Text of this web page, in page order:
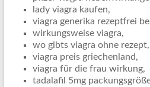
lady viagra kaufen,
viagra generika rezeptfrei
wirkungsweise viagra,
wo gibts viagra ohne rezept,
viagra preis griechenland,
viagra für die frau wirkung,
tadalafil 5mg